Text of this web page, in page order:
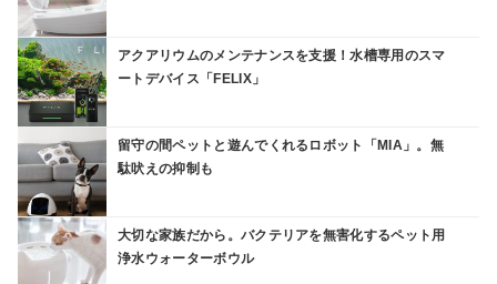
アクアリウムのメンテナンスを支援！水槽専用のスマ
ートデバイス「FELIX」
留守の間ペットと遊んでくれるロボット「MIA」。無
駄吠えの抑制も
大切な家族だから。バクテリアを無害化するペット用
浄水ウォーターボウル